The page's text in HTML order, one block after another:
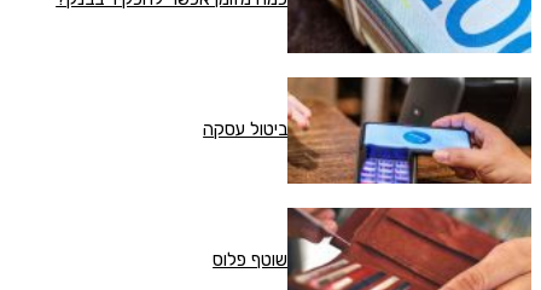
ביטול עסקה
שוטף פלוס